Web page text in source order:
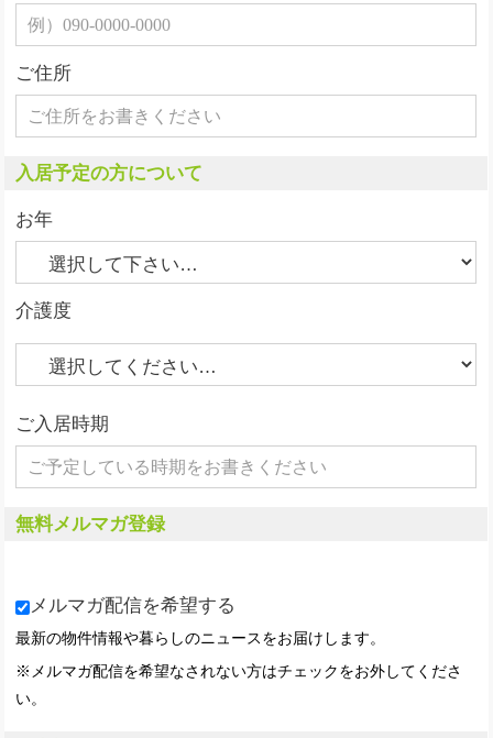
ご住所
入居予定の方について
お年
介護度
ご入居時期
無料メルマガ登録
メルマガ配信を希望する
最新の物件情報や暮らしのニュースをお届けします。
※メルマガ配信を希望なされない方はチェックをお外してくださ
い。